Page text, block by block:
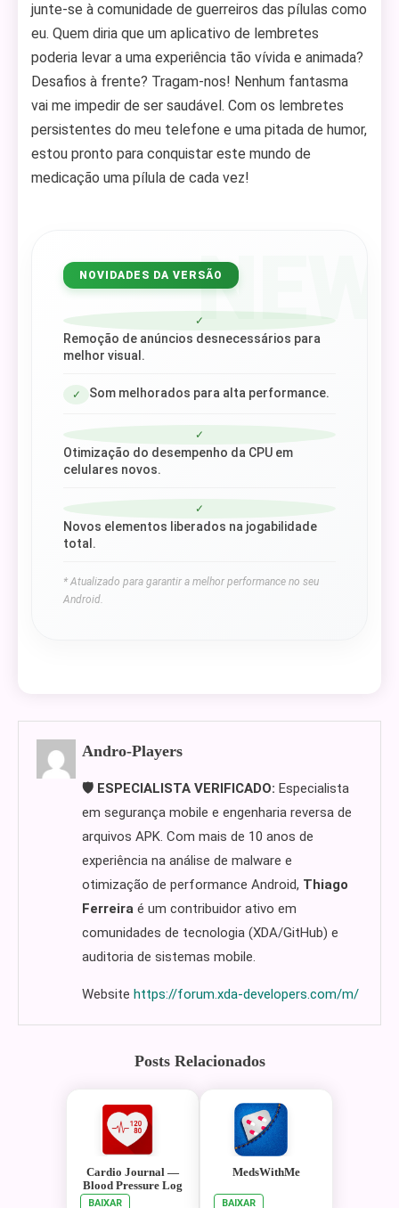
junte-se à comunidade de guerreiros das pílulas como
eu. Quem diria que um aplicativo de lembretes
poderia levar a uma experiência tão vívida e animada?
Desafios à frente? Tragam-nos! Nenhum fantasma
vai me impedir de ser saudável. Com os lembretes
persistentes do meu telefone e uma pitada de humor,
estou pronto para conquistar este mundo de
medicação uma pílula de cada vez!
NEW
NOVIDADES DA VERSÃO
✓
Remoção de anúncios desnecessários para
melhor visual.
✓ Som melhorados para alta performance.
✓
Otimização do desempenho da CPU em
celulares novos.
✓
Novos elementos liberados na jogabilidade
total.
* Atualizado para garantir a melhor performance no seu
Android.
Andro-Players
🛡️ ESPECIALISTA VERIFICADO: Especialista
em segurança mobile e engenharia reversa de
arquivos APK. Com mais de 10 anos de
experiência na análise de malware e
otimização de performance Android, Thiago
Ferreira é um contribuidor ativo em
comunidades de tecnologia (XDA/GitHub) e
auditoria de sistemas mobile.
Website https://forum.xda-developers.com/m/
Posts Relacionados
Cardio Journal —
Blood Pressure Log
BAIXAR
MedsWithMe
BAIXAR